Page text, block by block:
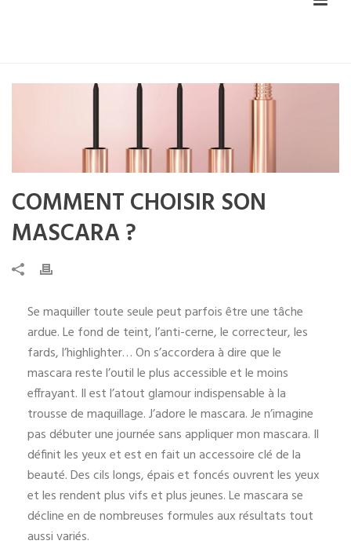
COMMENT CHOISIR SON
MASCARA ?
Se maquiller toute seule peut parfois être une tâche
ardue. Le fond de teint, l’anti-cerne, le correcteur, les
fards, l’highlighter… On s’accordera à dire que le
mascara reste l’outil le plus accessible et le moins
effrayant. Il est l’atout glamour indispensable à la
trousse de maquillage. J’adore le mascara. Je n’imagine
pas débuter une journée sans appliquer mon mascara. Il
définit les yeux et est en fait un accessoire clé de la
beauté. Des cils longs, épais et foncés ouvrent les yeux
et les rendent plus vifs et plus jeunes. Le mascara se
décline en de nombreuses formules aux résultats tout
aussi variés.